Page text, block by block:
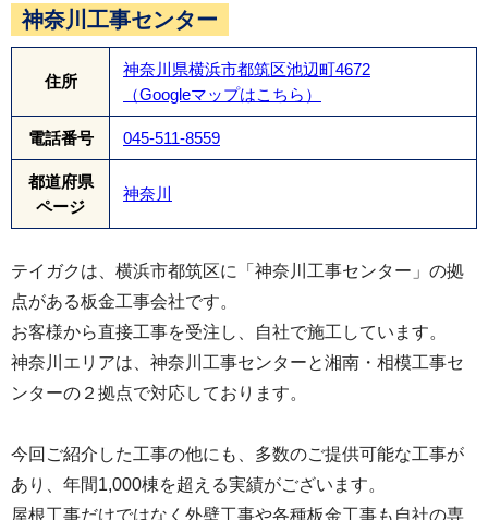
換気棟は、屋根裏にこもりがちな湿気や熱気を効
果的に排出する役割を果たします。
屋根の耐久性が大幅に向上し、色褪せが目立って
いた屋根が新しく美しい屋根に生まれ変わりまし
た。
神奈川工事センター
住所
神奈川県横浜市都筑区池辺町4672
（Googleマップはこちら）
電話番号 045-511-8559
都道府県
ページ
神奈川
テイガクは、横浜市都筑区に「神奈川工事センター」の拠
点がある板金工事会社です。
お客様から直接工事を受注し、自社で施工しています。
神奈川エリアは、神奈川工事センターと湘南・相模工事セ
ンターの２拠点で対応しております。
今回ご紹介した工事の他にも、多数のご提供可能な工事が
あり、年間1,000棟を超える実績がございます。
屋根工事だけではなく外壁工事や各種板金工事も自社の専